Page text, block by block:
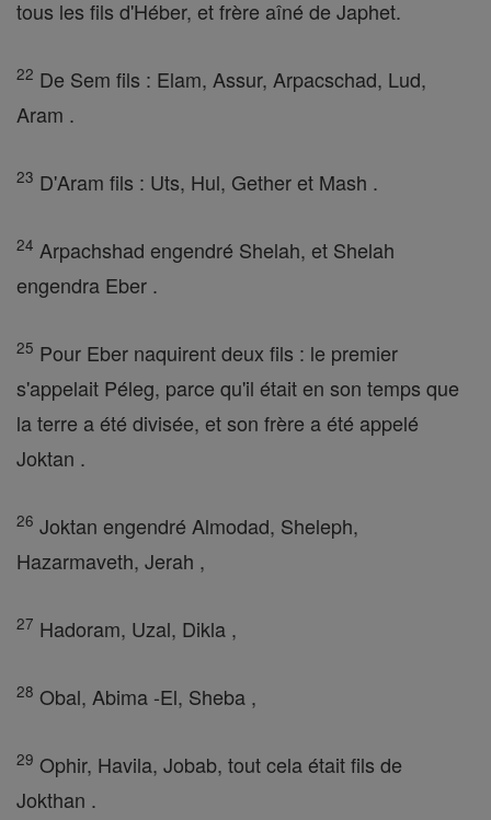
tous les fils d'Héber, et frère aîné de Japhet.
22 De Sem fils : Elam, Assur, Arpacschad, Lud,
Aram .
23 D'Aram fils : Uts, Hul, Gether et Mash .
24 Arpachshad engendré Shelah, et Shelah
engendra Eber .
25 Pour Eber naquirent deux fils : le premier
s'appelait Péleg, parce qu'il était en son temps que
la terre a été divisée, et son frère a été appelé
Joktan .
26 Joktan engendré Almodad, Sheleph,
Hazarmaveth, Jerah ,
27 Hadoram, Uzal, Dikla ,
28 Obal, Abima -El, Sheba ,
29 Ophir, Havila, Jobab, tout cela était fils de
Jokthan .